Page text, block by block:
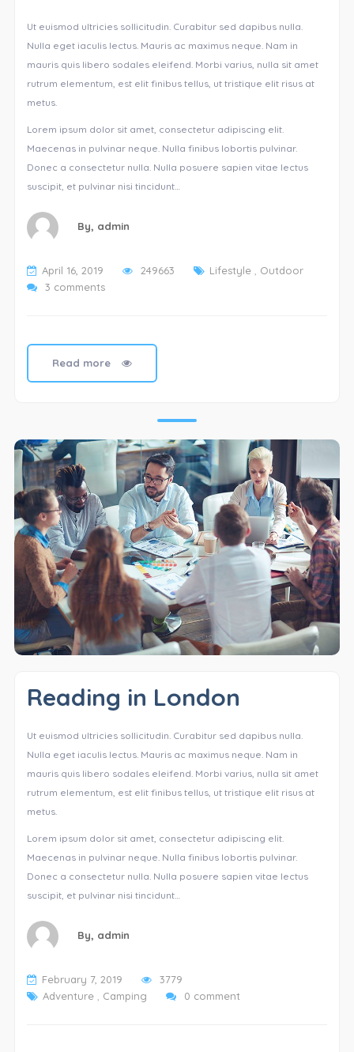
Ut euismod ultricies sollicitudin. Curabitur sed dapibus nulla.
Nulla eget iaculis lectus. Mauris ac maximus neque. Nam in
mauris quis libero sodales eleifend. Morbi varius, nulla sit amet
rutrum elementum, est elit finibus tellus, ut tristique elit risus at
metus.
Lorem ipsum dolor sit amet, consectetur adipiscing elit.
Maecenas in pulvinar neque. Nulla finibus lobortis pulvinar.
Donec a consectetur nulla. Nulla posuere sapien vitae lectus
suscipit, et pulvinar nisi tincidunt…
By, admin
April 16, 2019 249663 Lifestyle, Outdoor
3 comments
Read more
Reading in London
Ut euismod ultricies sollicitudin. Curabitur sed dapibus nulla.
Nulla eget iaculis lectus. Mauris ac maximus neque. Nam in
mauris quis libero sodales eleifend. Morbi varius, nulla sit amet
rutrum elementum, est elit finibus tellus, ut tristique elit risus at
metus.
Lorem ipsum dolor sit amet, consectetur adipiscing elit.
Maecenas in pulvinar neque. Nulla finibus lobortis pulvinar.
Donec a consectetur nulla. Nulla posuere sapien vitae lectus
suscipit, et pulvinar nisi tincidunt…
By, admin
February 7, 2019
3779
Adventure, Camping 0 comment